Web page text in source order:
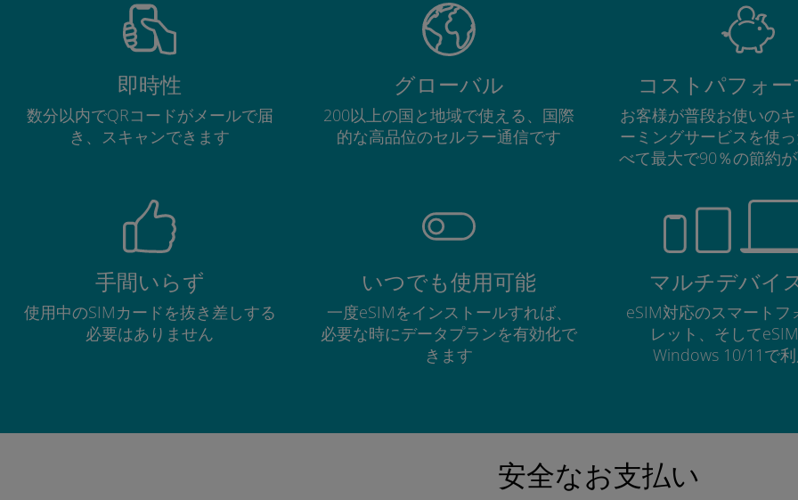
即時性
数分以内でQRコードがメールで届
き、スキャンできます
グローバル
200以上の国と地域で使える、国際
的な高品位のセルラー通信です
コストパフォ
お客様が普段お使いの
ーミングサービスを使
べて最大で90％の節約
手間いらず
使用中のSIMカードを抜き差しする
必要はありません
いつでも使用可能
一度eSIMをインストールすれば、
必要な時にデータプランを有効化で
きます
マルチデバイ
eSIM対応のスマートフ
レット、そして
Windows 10/11で
安全なお支払い